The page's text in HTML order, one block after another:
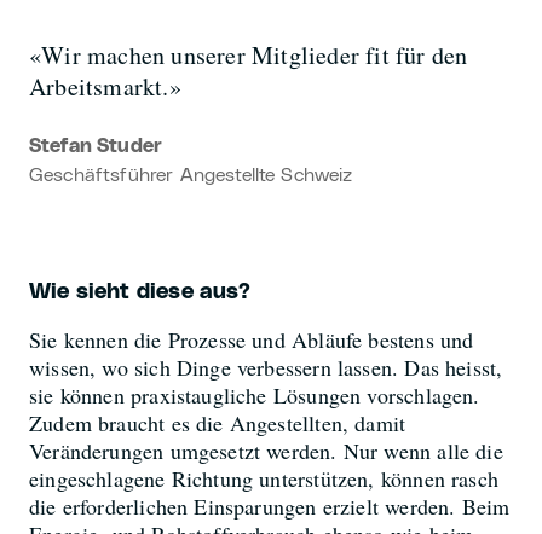
«Wir machen unserer Mitglieder fit für den
Arbeitsmarkt.»
Stefan Studer
Geschäftsführer Angestellte Schweiz
Wie sieht diese aus?
Sie kennen die Prozesse und Abläufe bestens und
wissen, wo sich Dinge verbessern lassen. Das heisst,
sie können praxistaugliche Lösungen vorschlagen.
Zudem braucht es die Angestellten, damit
Veränderungen umgesetzt werden. Nur wenn alle die
eingeschlagene Richtung unterstützen, können rasch
die erforderlichen Einsparungen erzielt werden. Beim